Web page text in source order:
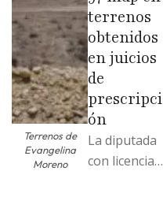
Terrenos de
Evangelina
Moreno
terrenos
obtenidos
en juicios
de
prescripci
ón
La diputada
con licencia